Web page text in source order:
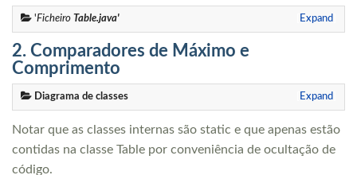
Expand
'Ficheiro Table.java'
2. Comparadores de Máximo e
Comprimento
Expand
Diagrama de classes
Notar que as classes internas são static e que apenas estão
contidas na classe Table por conveniência de ocultação de
código.